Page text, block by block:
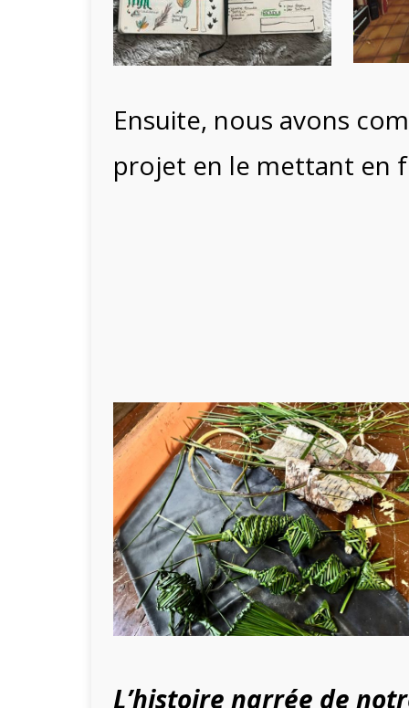
Ensuite, nous avons
projet en le mettant en
L’histoire narrée de